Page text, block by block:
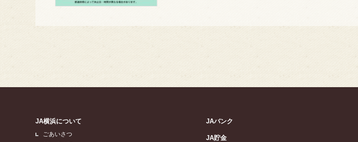
JA横浜について
ごあいさつ
JAバンク
JA貯金